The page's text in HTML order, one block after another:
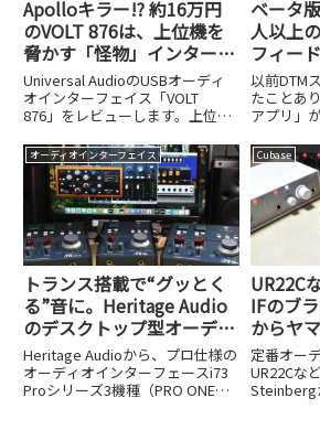
Apolloキラー!? 約16万円
のVOLT 876は、上位機を
脅かす「怪物」インターフ
ェイスだった
Universal AudioのUSBオーディ
オインターフェイス「VOLT
876」をレビューします。上位モ
約16万円という価格とともに検
証しました。
ベータ
人以上
フィー
た日本
リ」を
以前DTM
たことあ
アプリ」
り、
効果音の
プリケー
プするだけ
オーディオインターフェイス
トランス搭載で“グッとく
る”音に。Heritage Audio
のデスクトップ型オーディ
オインターフェイス、i73
Proシリーズ3機種が発売
Heritage Audioから、プロ仕様の
オーディオインターフェースi73
Proシリーズ3機種（PRO ONE：
Cubase
UR22C
IFのブ
からヤ
定番オー
UR22Cな
Steinberg